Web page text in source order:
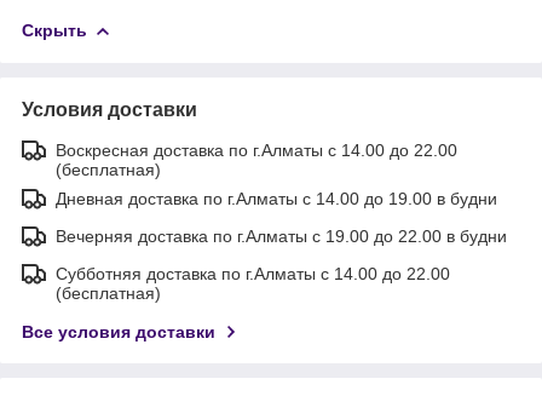
Скрыть
Условия доставки
Воскресная доставка по г.Алматы с 14.00 до 22.00
(бесплатная)
Дневная доставка по г.Алматы с 14.00 до 19.00 в будни
Вечерняя доставка по г.Алматы с 19.00 до 22.00 в будни
Субботняя доставка по г.Алматы с 14.00 до 22.00
(бесплатная)
Все условия доставки